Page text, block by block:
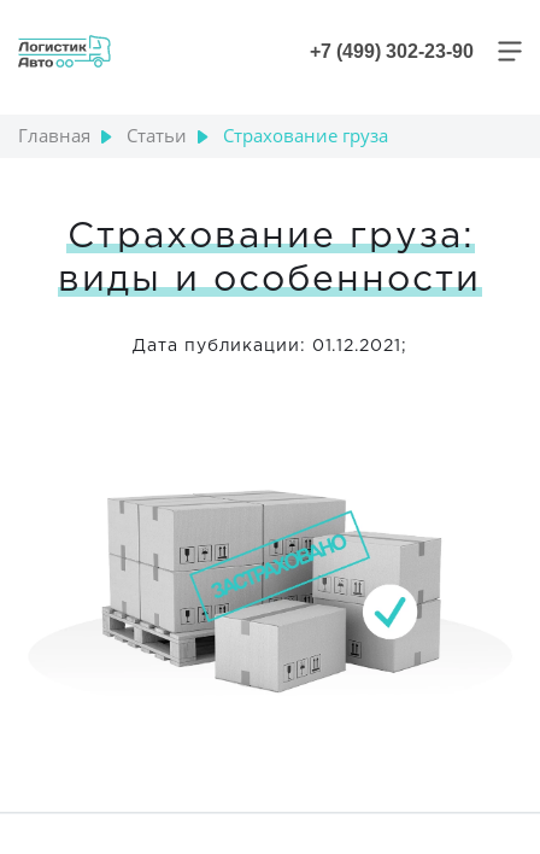
+7 (499) 302-23-90
Главная Статьи Страхование груза
Страхование груза:
виды и особенности
Дата публикации: 01.12.2021;